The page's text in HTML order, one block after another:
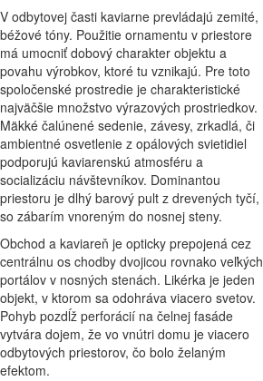
V odbytovej časti kaviarne prevládajú zemité,
béžové tóny. Použitie ornamentu v priestore
má umocniť dobový charakter objektu a
povahu výrobkov, ktoré tu vznikajú. Pre toto
spoločenské prostredie je charakteristické
najväčšie množstvo výrazových prostriedkov.
Mäkké čalúnené sedenie, závesy, zrkadlá, či
ambientné osvetlenie z opálových svietidiel
podporujú kaviarenskú atmosféru a
socializáciu návštevníkov. Dominantou
priestoru je dlhý barový pult z drevených tyčí,
so zábarím vnoreným do nosnej steny.
Obchod a kaviareň je opticky prepojená cez
centrálnu os chodby dvojicou rovnako veľkých
portálov v nosných stenách. Likérka je jeden
objekt, v ktorom sa odohráva viacero svetov.
Pohyb pozdĺž perforácií na čelnej fasáde
vytvára dojem, že vo vnútri domu je viacero
odbytových priestorov, čo bolo želaným
efektom.